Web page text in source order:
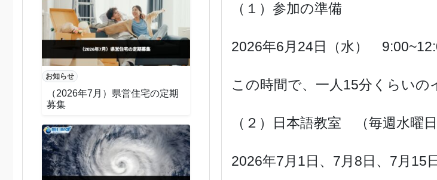
お知らせ
（2026年7月）県営住宅の定期
募集
（１）参加の準備
2026年6月24日（水）
この時間で、一人15分くらいの
（２）日本語教室 （毎週水曜
2026年7月1日、7月8日、7月15